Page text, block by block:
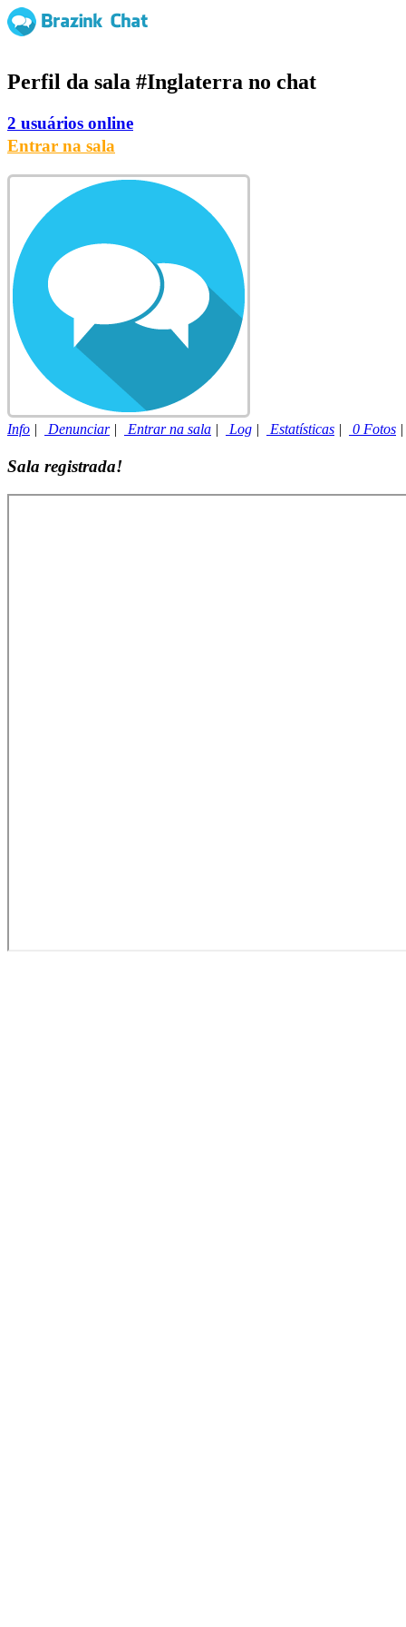
Perfil da sala #Inglaterra no chat
2 usuários online
Entrar na sala
Info | Denunciar| Entrar na sala | Log | Estatísticas | 0 Fotos
Sala registrada!